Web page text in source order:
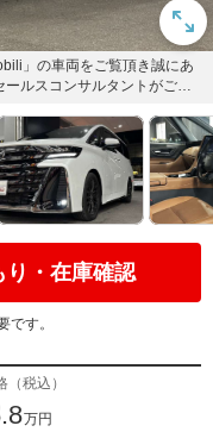
」の車両をご覧頂き誠にあ
ルスコンサルタントがご対
り・在庫確認
す。
（税込）
.8万円